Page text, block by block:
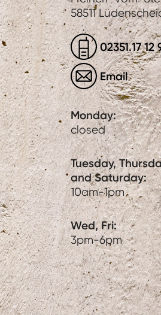
58511
02351.17 12
Email
Monday:
closed
Tuesday,
and Saturday:
10am-1pm
Wed, Fri:
3pm-6pm